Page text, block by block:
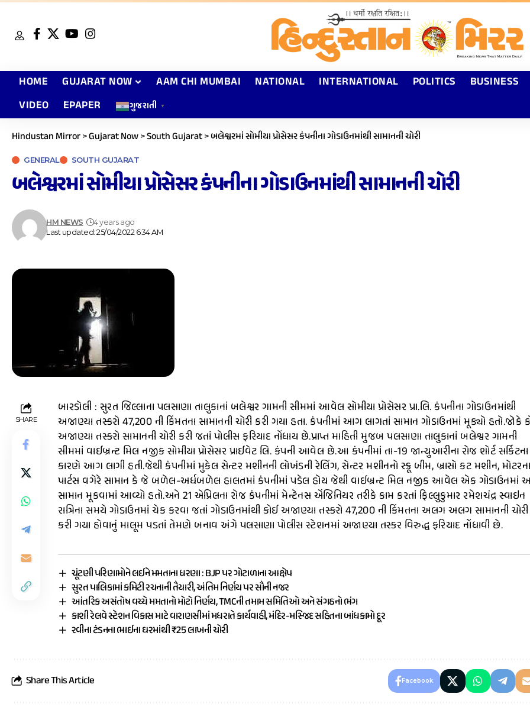
HOME GUJARAT NOW AAM CHI MUMBAI NATIONAL INTERNATIONAL POLITICS
BUSINESS
VIDEO
EPAPER ગુજરાતી ▼
Hindustan Mirror>Gujarat Now>South Gujarat>બલેશ્વરમાં સોમીયા પ્રોસેસર કંપનીના ગોડાઉનમાંથી સામાનની ચોરી
GENERAL SOUTH GUJARAT
બલેશ્વરમાં સોમીયા પ્રોસેસર કંપનીના ગોડાઉનમાંથી સામાનની ચોરી
Last updated: 25/04/2022 6:34 AM
HM NEWS 4 years ago
SHARE
બારડોલી : સુરત જિલ્લાના પલસાણા તાલુકાનાં બલેશ્વર ગામની સીમમાં આવેલ સોમીયા પ્રોસેસર પ્રા.લિ. કંપનીના ગોડાઉનમાંથી
અજાણ્યા તસ્કરો 47,200 ની કિંમતના સામાનની ચોરી કરી ગયા હતા. કંપનીમાં આગ લાગતાં સામાન ગોડાઉનમાં મૂક્યો હતો.જોકે
અજાણ્યા તસ્કરો સામાનની ચોરી કરી જતાં પોલીસ ફરિયાદ નોંધાય છે.પ્રાપ્ત માહિતી મુજબ પલસાણા તાલુકાનાં બલેશ્વર ગામની
સીમમાં વાઈબ્રન્ટ મિલ નજીક સોમીયા પ્રોસેસર પ્રાઈવેટ લિ. કંપની આવેલ છે.આ કંપનીમાં તા-19 જાન્યુઆરીના રોજ શોર્ટ સર્કિટના
કારણે આગ લાગી હતી.જેથી કંપનીમાં મુકેલ સેન્ટર મશીનની લોખંડની રેલિંગ, સેન્ટર મશીનનો સ્ક્રૂ બીમ, બ્રાસો કટ મશીન,
પાર્ટસ વગેરે સામાન કે જે બળેલ-અર્ધબળેલ હાલતમાં કંપનીમાં પડેલ હોય જેથી વાઈબ્રન્ટ મિલ નજીક આવેલ એક ગોડાઉનમાં
સામાન મૂકવામાં આવ્યો હતો.અને 21 એપ્રિલના રોજ કંપનીમાં મેન્ટેનસ એંજિનિયર તરીકે કામ કરતાં ફિલ્લુકુમાર રમેશચંદ્ર સ્વાઇન
રાત્રિના સમયે ગોડાઉનમાં ચેક કરવા જતાં ગોડાઉનમાંથી કોઈ અજાણ્યા તસ્કરો 47,200 ની કિંમતના અલગ અલગ સામાનની ચોરી
કરી ગયા હોવાનું માલૂમ પડતાં તેમણે બનાવ અંગે પલસાણા પોલીસ સ્ટેશનમાં અજાણ્યા તસ્કર વિરુદ્ધ ફરિયાદ નોંધાવી છે.
ચૂંટણી પરિણામોને લઈને મમતાના ધરણા : BJP પર ગોટાળાના આક્ષેપ
સુરત પાલિકામાં કમિટી રચનાની તૈયારી, અંતિમ નિર્ણય પર સૌની નજર
આંતરિક અસંતોષ વચ્ચે મમતાનો મોટો નિર્ણય, TMCની તમામ સમિતિઓ અને સંગઠનો ભંગ
કાશી રેલવે સ્ટેશન વિકાસ માટે વારાણસીમાં મધરાતે કાર્યવાહી, મંદિર-મસ્જિદ સહિતના બાંધકામો દૂર
રવીના ટંડનના ભાઈના ઘરમાંથી ₹25 લાખની ચોરી
Share This Article Facebook